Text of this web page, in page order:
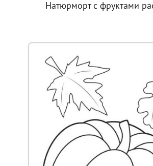
Натюрморт с фруктами